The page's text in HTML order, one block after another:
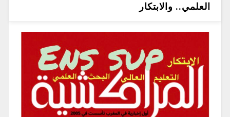
العلمي.. والابتكار